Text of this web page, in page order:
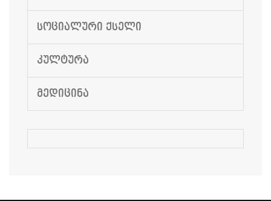
ᲡᲝᲪᲘᲐᲚᲣᲠᲘ ᲥᲡᲔᲚᲘ
ᲙᲣᲚᲢᲣᲠᲐ
ᲛᲔᲓᲘᲪᲘᲜᲐ